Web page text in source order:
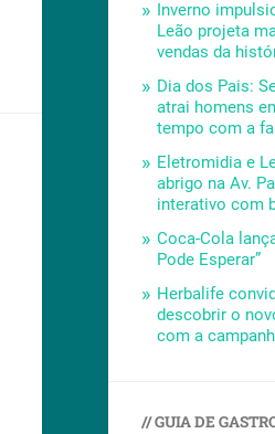
Inverno
Leão projeta
vendas da
Dia dos Pais:
atrai homens
tempo com a
Eletromidia e
abrigo na Av.
interativo com
Coca-Cola
Pode Esperar”
Herbalife
descobrir o
com a
// GUIA DE